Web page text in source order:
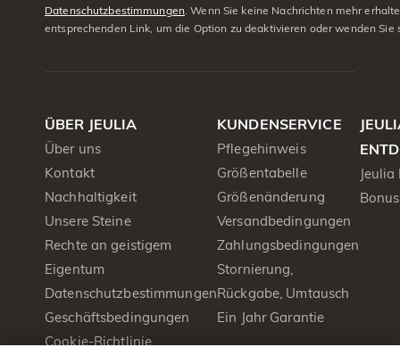
Datenschutzbestimmungen . Wenn Sie keine Nachrichten mehr
entsprechenden Link, um die Option zu deaktivieren oder wenden Sie
ÜBER JEULIA
Über uns
Kontakt
Nachhaltigkeit
Unsere Steine
Rechte an geistigem
Eigentum
Datenschutzbestimmungen
Geschäftsbedingungen
Cookie-Richtlinie
KUNDENSERVICE
Pflegehinweis
Größentabelle
Größenänderung
Versandbedingungen
Zahlungsbedingungen
Stornierung,
Rückgabe, Umtausch
Ein Jahr Garantie
Jeulia